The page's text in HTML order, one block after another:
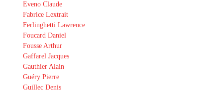
Eveno Claude
Fabrice Lextrait
Ferlinghetti Lawrence
Foucard Daniel
Fousse Arthur
Gaffarel Jacques
Gauthier Alain
Guéry Pierre
Guillec Denis